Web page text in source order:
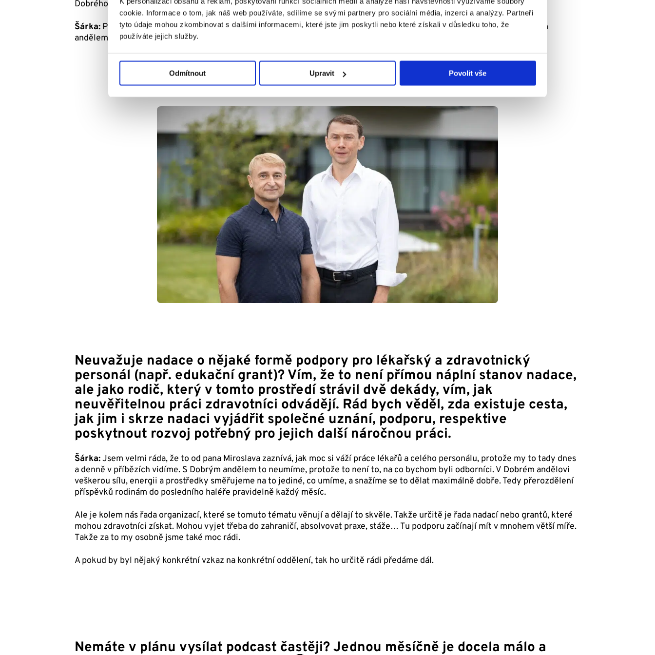
cookie. Informace o tom, jak náš web používáte, sdílíme se svými partnery pro sociální média, inzerci a analýzy. Partneři
tyto údaje mohou zkombinovat s dalšími informacemi, které jste jim poskytli nebo které získali v důsledku toho, že
používáte jejich služby.
Odmítnout Upravit Povolit vše
Dobrého anděla zavřeli. Ale to si myslím, že je ještě daleko.
Šárka: Paradoxně je to naše největší přání tady nebýt a nebýt potřeba. Ale jak říká Petr, ještě nějakou chvíli tady s Dobrým
andělem určitě budeme.
Neuvažuje nadace o nějaké formě podpory pro lékařský a zdravotnický
personál (např. edukační grant)? Vím, že to není přímou náplní stanov nadace,
ale jako rodič, který v tomto prostředí strávil dvě dekády, vím, jak
neuvěřitelnou práci zdravotníci odvádějí. Rád bych věděl, zda existuje cesta,
jak jim i skrze nadaci vyjádřit společné uznání, podporu, respektive
poskytnout rozvoj potřebný pro jejich další náročnou práci.
Šárka:Jsem velmi ráda, že to od pana Miroslava zaznívá, jak moc si váží práce lékařů a celého personálu, protože my to tady dnes
a denně v příbězích vidíme. S Dobrým andělem to neumíme, protože to není to, na co bychom byli odborníci. V Dobrém andělovi
veškerou sílu, energii a prostředky směřujeme na to jediné, co umíme, a snažíme se to dělat maximálně dobře. Tedy přerozdělení
příspěvků rodinám do posledního haléře pravidelně každý měsíc.
Ale je kolem nás řada organizací, které se tomuto tématu věnují a dělají to skvěle. Takže určitě je řada nadací nebo grantů, které
mohou zdravotníci získat. Mohou vyjet třeba do zahraničí, absolvovat praxe, stáže… Tu podporu začínají mít v mnohem větší míře.
Takže za to my osobně jsme také moc rádi.
A pokud by byl nějaký konkrétní vzkaz na konkrétní oddělení, tak ho určitě rádi předáme dál.
Nemáte v plánu vysílat podcast častěji? Jednou měsíčně je docela málo a